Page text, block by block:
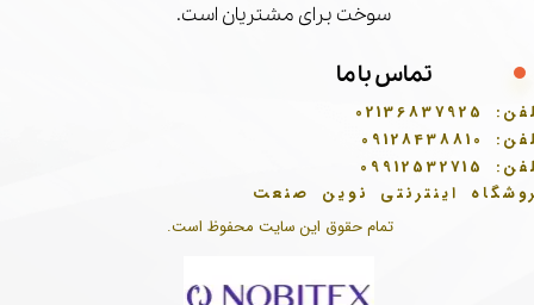
تمام حقوق این سایت محفوظ است.
سوخت برای مشتریان است.
تماس با ما
02136837925
09128438810
09912532715
اینترنتی نوین صنعت